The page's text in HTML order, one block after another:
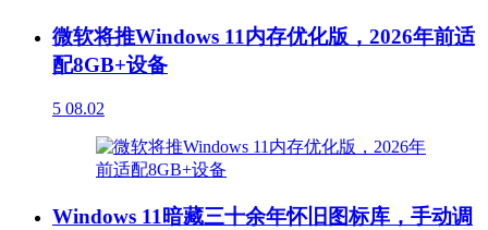
微软将推Windows 11内存优化版，2026年前适
配8GB+设备
5 08.02
Windows 11暗藏三十余年怀旧图标库，手动调